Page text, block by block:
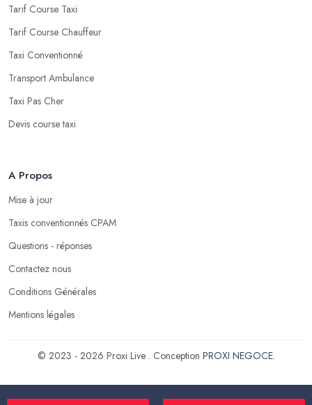
Tarif Course Taxi
Tarif Course Chauffeur
Taxi Conventionné
Transport Ambulance
Taxi Pas Cher
Devis course taxi
A Propos
Mise à jour
Taxis conventionnés CPAM
Questions - réponses
Contactez nous
Conditions Générales
Mentions légales
© 2023 - 2026 Proxi Live . Conception PROXI NEGOCE.